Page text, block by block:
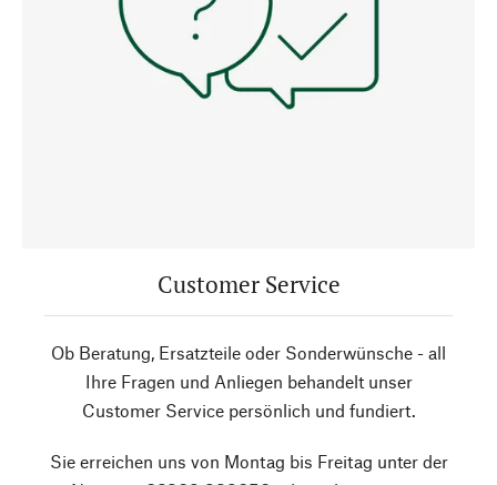
Customer Service
Ob Beratung, Ersatzteile oder Sonderwünsche - all
Ihre Fragen und Anliegen behandelt unser
Customer Service persönlich und fundiert.
Sie erreichen uns von Montag bis Freitag unter der